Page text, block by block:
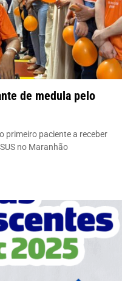
de medula pelo
primeiro paciente a receber
no Maranhão